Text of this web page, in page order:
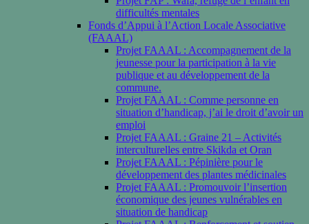
difficultés mentales
Fonds d’Appui à l’Action Locale Associative
(FAAAL)
Projet FAAAL : Accompagnement de la
jeunesse pour la participation à la vie
publique et au développement de la
commune.
Projet FAAAL : Comme personne en
situation d’handicap, j’ai le droit d’avoir un
emploi
Projet FAAAL : Graine 21 – Activités
interculturelles entre Skikda et Oran
Projet FAAAL : Pépinière pour le
développement des plantes médicinales
Projet FAAAL : Promouvoir l’insertion
économique des jeunes vulnérables en
situation de handicap